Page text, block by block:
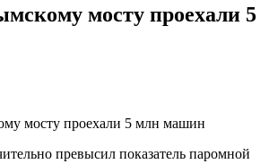
мосту проехали 5
превысил показатель паромной